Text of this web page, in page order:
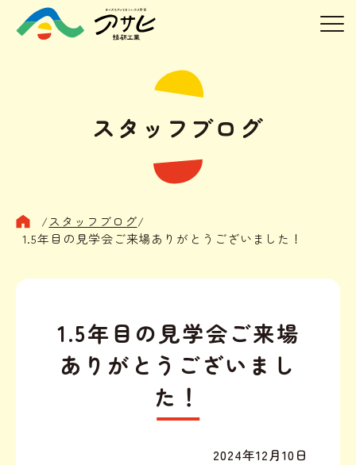
スタッフブログ
/スタッフブログ/
1.5年目の見学会ご来場ありがとうございました！
1.5年目の見学会ご来場
ありがとうございまし
た！
2024年12月10日